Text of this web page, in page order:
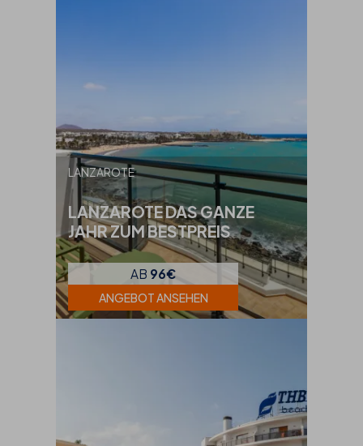
LANZAROTE
LANZAROTE DAS GANZE
JAHR ZUM BESTPREIS
AB 96€
ANGEBOT ANSEHEN